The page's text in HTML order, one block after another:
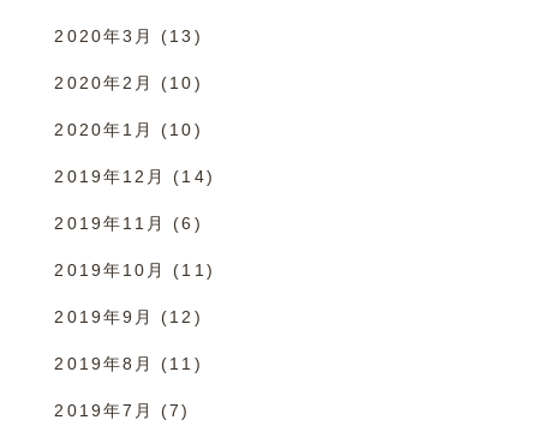
2020年3月 (13)
2020年2月 (10)
2020年1月 (10)
2019年12月 (14)
2019年11月 (6)
2019年10月 (11)
2019年9月 (12)
2019年8月 (11)
2019年7月 (7)